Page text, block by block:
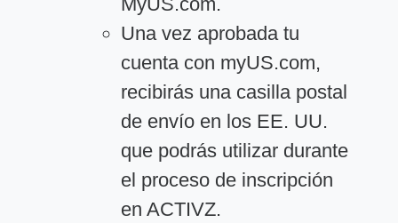
Una vez aprobada tu
cuenta con myUS.com,
recibirás una casilla postal
de envío en los EE. UU.
que podrás utilizar durante
el proceso de inscripción
en ACTIVZ.